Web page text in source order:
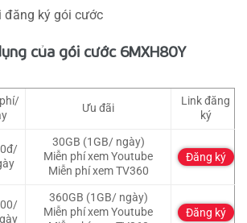
đăng ký gói cước
của gói cước 6MXH80Y
Ưu đãi
Link đăng
ký
30GB (1GB/ ngày)
Miễn phí xem Youtube
Miễn phí xem TV360
Đăng ký
360GB (1GB/ ngày)
Miễn phí xem Youtube
Đăng ký